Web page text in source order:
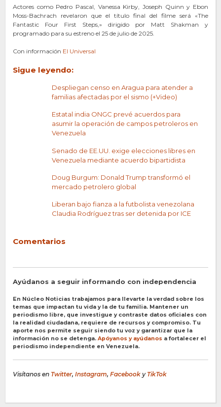
Actores como Pedro Pascal, Vanessa Kirby, Joseph Quinn y Ebon
Moss-Bachrach revelaron que el título final del filme será «The
Fantastic Four First Steps,» dirigido por Matt Shakman y
programado para su estreno el 25 de julio de 2025.
Con información El Universal
Sigue leyendo:
Despliegan censo en Aragua para atender a
familias afectadas por el sismo (+Video)
Estatal india ONGC prevé acuerdos para
asumir la operación de campos petroleros en
Venezuela
Senado de EE.UU. exige elecciones libres en
Venezuela mediante acuerdo bipartidista
Doug Burgum: Donald Trump transformó el
mercado petrolero global
Liberan bajo fianza a la futbolista venezolana
Claudia Rodríguez tras ser detenida por ICE
Comentarios
Ayúdanos a seguir informando con independencia
En Núcleo Noticias trabajamos para llevarte la verdad sobre los
temas que impactan tu vida y la de tu familia. Mantener un
periodismo libre, que investigue y contraste datos oficiales con
la realidad ciudadana, requiere de recursos y compromiso. Tu
aporte nos permite seguir siendo tu voz y garantizar que la
información no se detenga. Apóyanos y ayúdanos a fortalecer el
periodismo independiente en Venezuela.
Visítanos en Twitter, Instagram, Facebook y TikTok